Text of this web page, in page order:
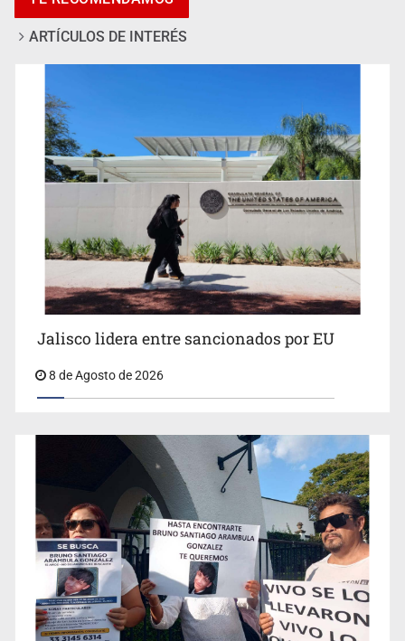
Llaman a mantener legado de Alcalde
Concierto patrio costará 32.9 mdp
ARTÍCULOS DE INTERÉS
Jalisco lidera entre sancionados por EU
8 de Agosto de 2026